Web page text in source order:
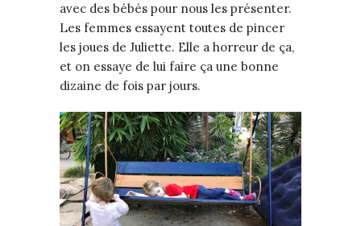
avec des bébés pour nous les présenter.
Les femmes essayent toutes de pincer
les joues de Juliette. Elle a horreur de ça,
et on essaye de lui faire ça une bonne
dizaine de fois par jours.